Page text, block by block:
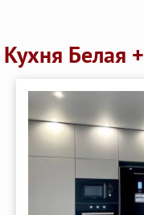
Кухня Белая